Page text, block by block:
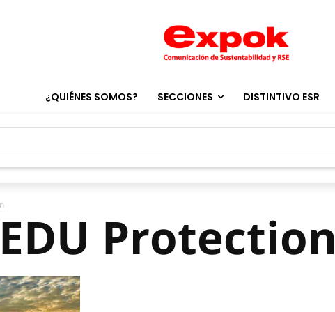
¿QUIÉNES SOMOS? SECCIONES DISTINTIVO ESR
Protection